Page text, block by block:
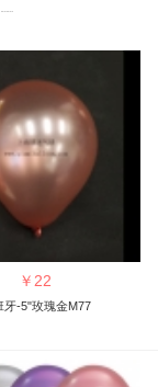
￥ 22
牙-5"玫瑰金M77